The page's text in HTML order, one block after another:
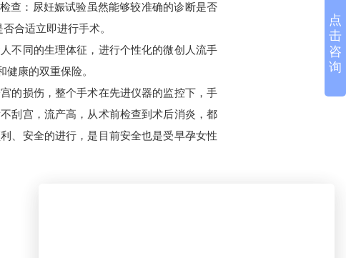
查：尿妊娠试验虽然能够较准确的诊断是否
合适立即进行手术。
不同的生理体征，进行个性化的微创人流手
康的双重保险。
的损伤，整个手术在先进仪器的监控下，手
刮宫，流产高，从术前检查到术后消炎，都
、安全的进行，是目前安全也是受早孕女性
点
击
咨
询